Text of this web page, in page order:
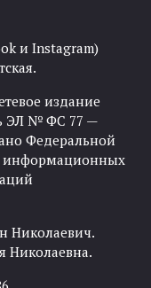
и Instagram)
издание
ЭЛ № ФС 77 —
Федеральной
информационных
Николаевич.
Николаевна.